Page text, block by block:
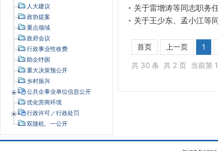
人大建议
政协提案
重点领域
政府会议
行政事业性收费
助企纾困
重大决策预公开
乡村振兴
公共企事业单位信息公开
优化营商环境
行政许可／行政处罚
双随机、一公开
关于雷增涛等同志职务
关于王少东、孟小江等
首页 上一页
1
共 30 条 共 2 页 当前第